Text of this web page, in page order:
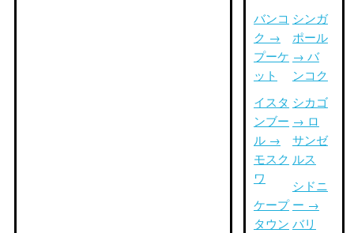
バンコ
ク →
プーケ
ット
イスタ
ンブー
ル →
モスク
ワ
ケープ
タウン
シンガ
ポール
→ バ
ンコク
シカゴ
→ ロ
サンゼ
ルス
シドニ
ー →
バリ